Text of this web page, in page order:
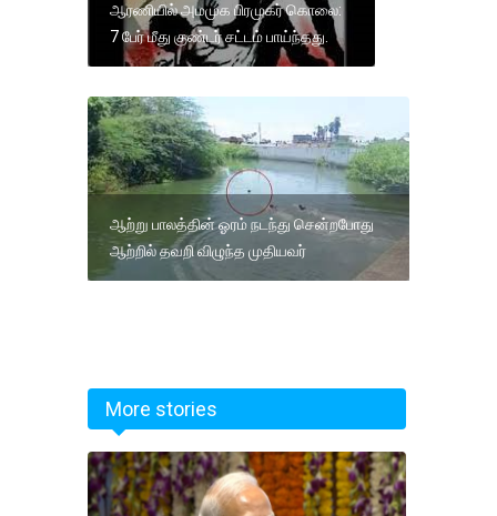
ஆரணியில் அமமுக பிரமுகர் கொலை:
7 பேர் மீது குண்டர் சட்டம் பாய்ந்தது.
ஆற்று பாலத்தின் ஓரம் நடந்து சென்றபோது
ஆற்றில் தவறி விழுந்த முதியவர்
More stories